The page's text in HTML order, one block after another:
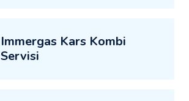
Immergas Kars Kombi
Servisi